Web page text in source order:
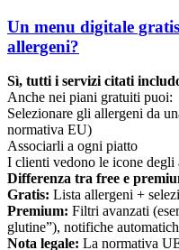
Un menu digitale
allergeni?
Sì, tutti i servizi citati
Anche nei piani gratuiti puoi:
Selezionare gli allergeni da
normativa EU)
Associarli a ogni piatto
I clienti vedono le icone degli
Differenza tra free e
Gratis: Lista allergeni +
Premium: Filtri avanzati
glutine”), notifiche
Nota legale: La normativa